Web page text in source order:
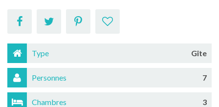
Type Gîte
Personnes 7
Chambres 3